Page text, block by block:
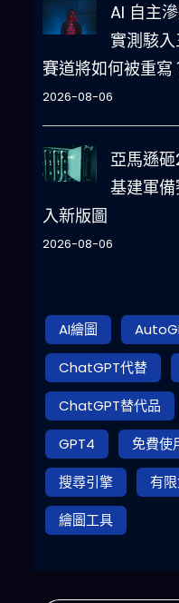
AI 自主
實測駭
賽道將如何被重寫
2026-08-06
亞馬遜
基建軍
入新版圖
2026-08-06
AI繪圖
ChatGPT代替
ChatGPT替代品
GPT4
免費使
搜尋引擎
有
繪圖工具